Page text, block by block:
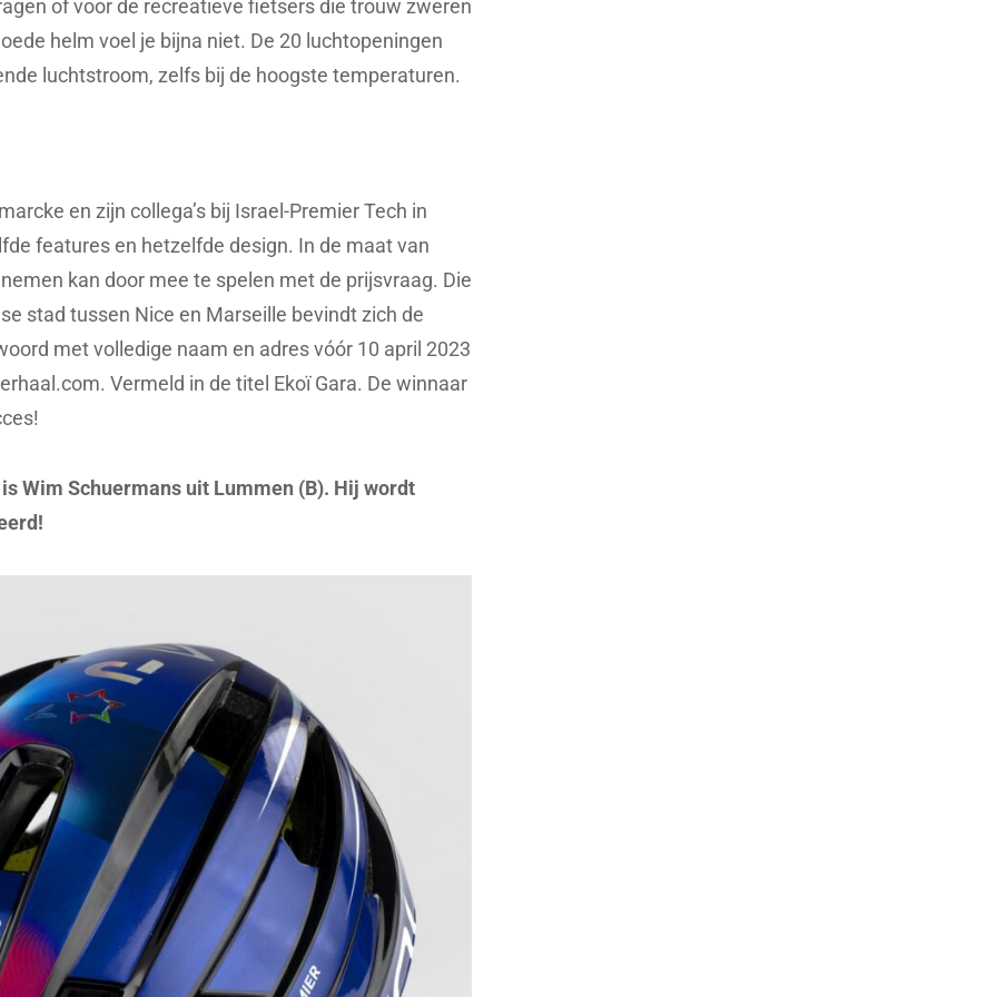
of voor de recreatieve fietsers die trouw zweren
helm voel je bijna niet. De 20 luchtopeningen
luchtstroom, zelfs bij de hoogste temperaturen.
en zijn collega’s bij Israel-Premier Tech in
features en hetzelfde design. In de maat van
kan door mee te spelen met de prijsvraag. Die
stad tussen Nice en Marseille bevindt zich de
met volledige naam en adres vóór 10 april 2023
. Vermeld in de titel Ekoï Gara. De winnaar
is Wim Schuermans uit Lummen (B). Hij wordt